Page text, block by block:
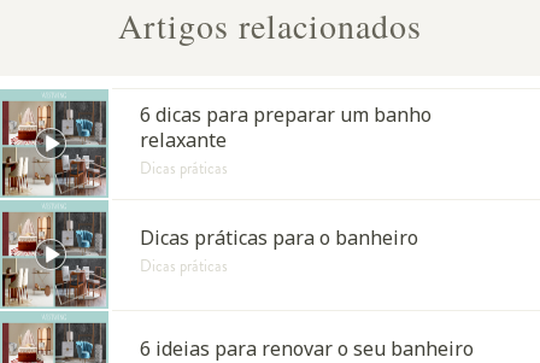
Artigos relacionados
6 dicas para preparar um banho
relaxante
Dicas práticas
Dicas práticas para o banheiro
Dicas práticas
6 ideias para renovar o seu banheiro